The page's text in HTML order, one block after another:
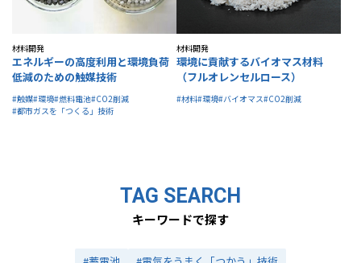
材料開発
エネルギーの高度利用と環境負荷
低減のための触媒技術
#触媒#環境#燃料電池#CO2削減
#都市ガスを「つくる」技術
材料開発
環境に貢献するバイオマス材料
（フルオレンセルロース）
#材料#環境#バイオマス#CO2削減
TAG SEARCH
キーワードで探す